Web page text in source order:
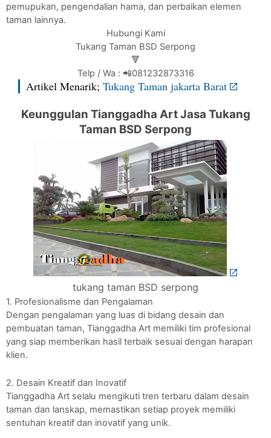
pemupukan, pengendalian hama, dan perbaikan elemen
taman lainnya.
Hubungi Kami
Tukang Taman BSD Serpong
🔻
Telp / Wa : 📲081232873316
Artikel Menarik; Tukang Taman jakarta Barat
Keunggulan Tianggadha Art Jasa Tukang
Taman BSD Serpong
tukang taman BSD serpong
1. Profesionalisme dan Pengalaman
Dengan pengalaman yang luas di bidang desain dan
pembuatan taman, Tianggadha Art memiliki tim profesional
yang siap memberikan hasil terbaik sesuai dengan harapan
klien.
2. Desain Kreatif dan Inovatif
Tianggadha Art selalu mengikuti tren terbaru dalam desain
taman dan lanskap, memastikan setiap proyek memiliki
sentuhan kreatif dan inovatif yang unik.